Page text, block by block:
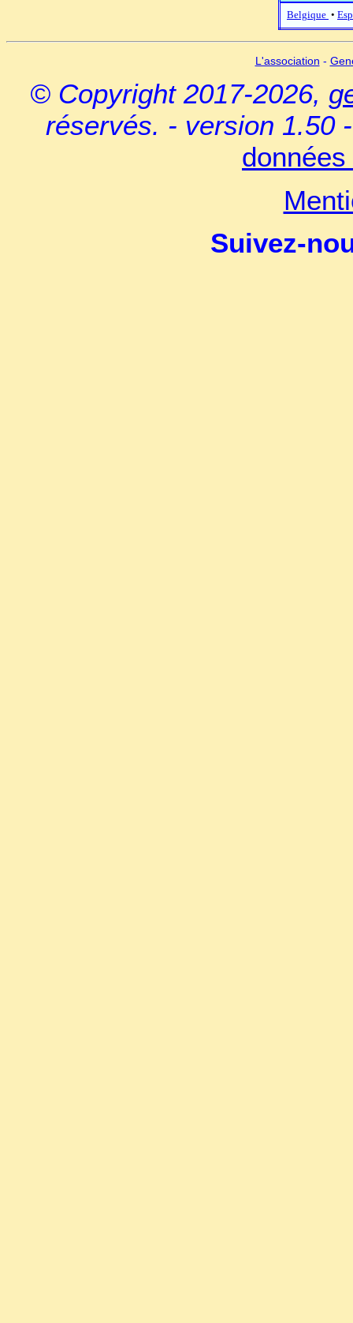
Belgique •
L'association -
© Copyright 2017-2026,
réservés. - version 1.50
Suivez-